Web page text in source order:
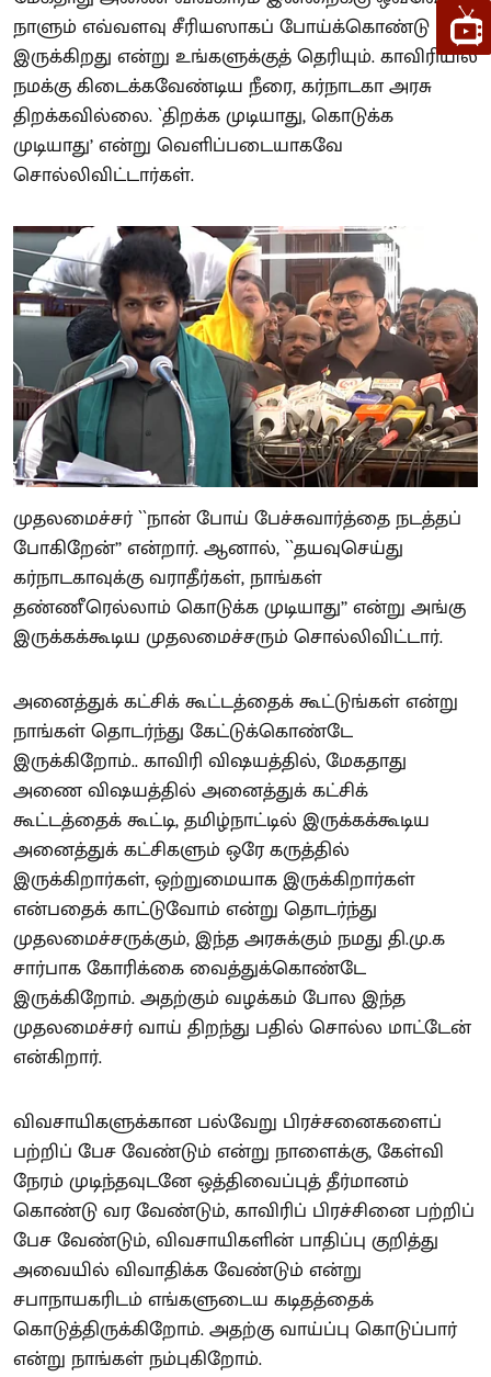
நாளும் எவ்வளவு சீரியஸாகப் போய்க்கொண்டு
இருக்கிறது என்று உங்களுக்குத் தெரியும். காவிரியில்
நமக்கு கிடைக்கவேண்டிய நீரை, கர்நாடகா அரசு
திறக்கவில்லை. `திறக்க முடியாது, கொடுக்க
முடியாது’ என்று வெளிப்படையாகவே
சொல்லிவிட்டார்கள்.
முதலமைச்சர் ``நான் போய் பேச்சுவார்த்தை நடத்தப்
போகிறேன்’’ என்றார். ஆனால், ``தயவுசெய்து
கர்நாடகாவுக்கு வராதீர்கள், நாங்கள்
தண்ணீரெல்லாம் கொடுக்க முடியாது’’ என்று அங்கு
இருக்கக்கூடிய முதலமைச்சரும் சொல்லிவிட்டார்.
அனைத்துக் கட்சிக் கூட்டத்தைக் கூட்டுங்கள் என்று
நாங்கள் தொடர்ந்து கேட்டுக்கொண்டே
இருக்கிறோம்.. காவிரி விஷயத்தில், மேகதாது
அணை விஷயத்தில் அனைத்துக் கட்சிக்
கூட்டத்தைக் கூட்டி, தமிழ்நாட்டில் இருக்கக்கூடிய
அனைத்துக் கட்சிகளும் ஒரே கருத்தில்
இருக்கிறார்கள், ஒற்றுமையாக இருக்கிறார்கள்
என்பதைக் காட்டுவோம் என்று தொடர்ந்து
முதலமைச்சருக்கும், இந்த அரசுக்கும் நமது தி.மு.க
சார்பாக கோரிக்கை வைத்துக்கொண்டே
இருக்கிறோம். அதற்கும் வழக்கம் போல இந்த
முதலமைச்சர் வாய் திறந்து பதில் சொல்ல மாட்டேன்
என்கிறார்.
விவசாயிகளுக்கான பல்வேறு பிரச்சனைகளைப்
பற்றிப் பேச வேண்டும் என்று நாளைக்கு, கேள்வி
நேரம் முடிந்தவுடனே ஒத்திவைப்புத் தீர்மானம்
கொண்டு வர வேண்டும், காவிரிப் பிரச்சினை பற்றிப்
பேச வேண்டும், விவசாயிகளின் பாதிப்பு குறித்து
அவையில் விவாதிக்க வேண்டும் என்று
சபாநாயகரிடம் எங்களுடைய கடிதத்தைக்
கொடுத்திருக்கிறோம். அதற்கு வாய்ப்பு கொடுப்பார்
என்று நாங்கள் நம்புகிறோம்.